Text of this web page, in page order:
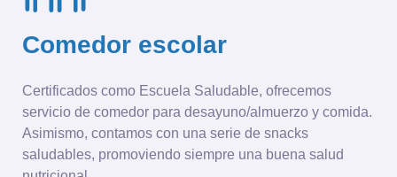
Comedor escolar
Certificados como Escuela Saludable, ofrecemos
servicio de comedor para desayuno/almuerzo y comida.
Asimismo, contamos con una serie de snacks
saludables, promoviendo siempre una buena salud